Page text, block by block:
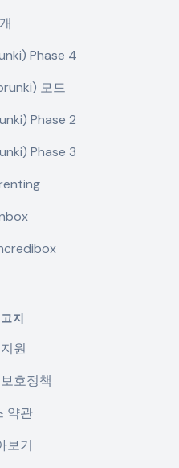
Phase 4
모드
Phase 2
Phase 3
지
원
호정책
약관
보기